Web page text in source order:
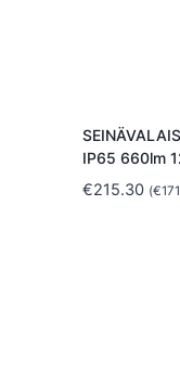
IP65 660lm
€215.30 (€